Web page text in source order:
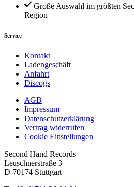
Große Auswahl im größten
Region
Service
Kontakt
Ladengeschäft
Anfahrt
Discogs
AGB
Impressum
Datenschutzerklärung
Vertrag widerrufen
Cookie Einstellungen
Second Hand Records
Leuschnerstraße 3
D-70174 Stuttgart